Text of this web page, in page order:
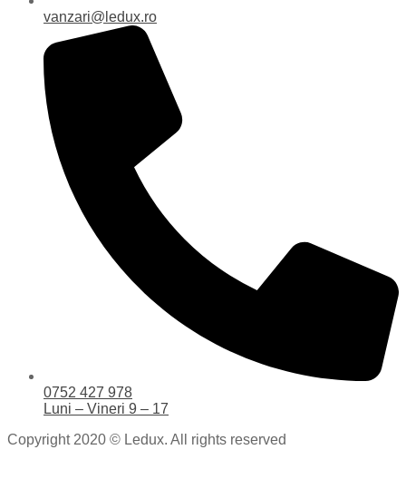
vanzari@ledux.ro
0752 427 978
Luni – Vineri 9 – 17
Copyright 2020 © Ledux. All rights reserved